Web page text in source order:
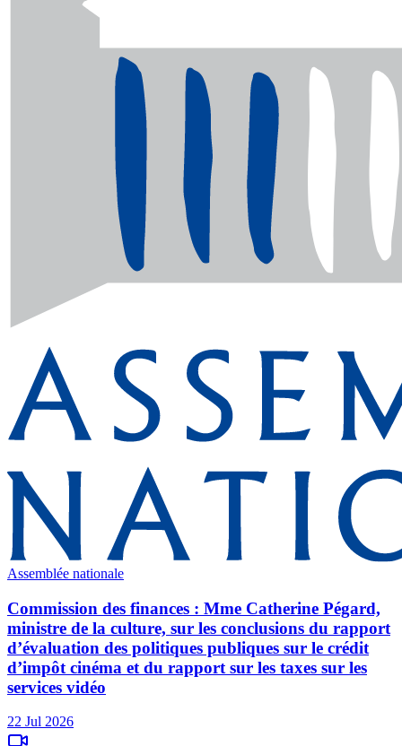
Assemblée nationale
Commission des finances : Mme Catherine Pégard,
ministre de la culture, sur les conclusions du rapport
d’évaluation des politiques publiques sur le crédit
d’impôt cinéma et du rapport sur les taxes sur les
services vidéo
22 Jul 2026